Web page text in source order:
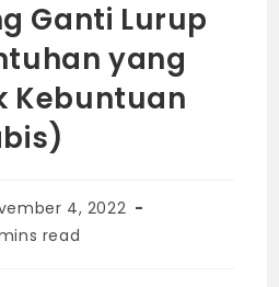
Ganti Lurup
yang
Kebuntuan
4, 2022
read